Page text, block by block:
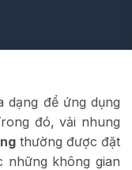
dạng để ứng dụng
đó, vải nhung
thường được đặt
những không gian